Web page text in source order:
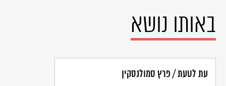
האומרים כן אינם יכולים אלא להעיד על עצמם, כי אמנם אין עוד להם ולנו
זולת שתוּף הדת ושׂנאת שׂונאינו; בעוד אשר אנחנו, המרגישים בלבנו
את לאומיותנו העברית, נשׂחק בצדק לכל הבא להכחיש, באמצעות
לא הצליח רעיון התחיה להאחז גם בקרבנו ולעשׂות חַיִל כאשר קוינו ?
באותו נושא
עת לטעת / פרץ סמולנסקין